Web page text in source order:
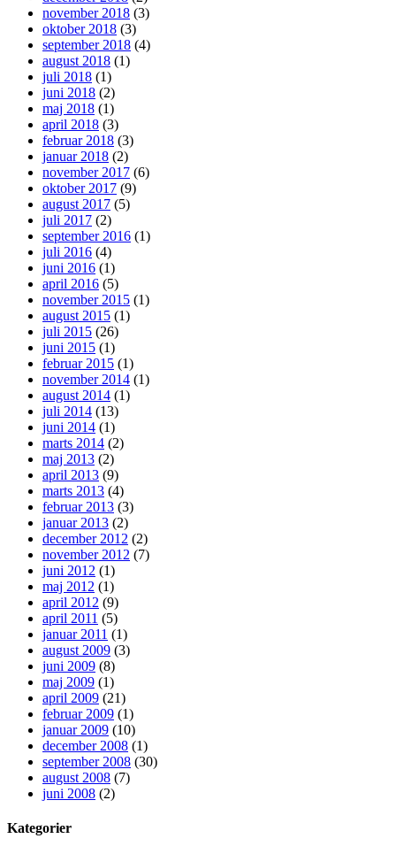
november 2018 (3)
oktober 2018 (3)
september 2018 (4)
august 2018 (1)
juli 2018 (1)
juni 2018 (2)
maj 2018 (1)
april 2018 (3)
februar 2018 (3)
januar 2018 (2)
november 2017 (6)
oktober 2017 (9)
august 2017 (5)
juli 2017 (2)
september 2016 (1)
juli 2016 (4)
juni 2016 (1)
april 2016 (5)
november 2015 (1)
august 2015 (1)
juli 2015 (26)
juni 2015 (1)
februar 2015 (1)
november 2014 (1)
august 2014 (1)
juli 2014 (13)
juni 2014 (1)
marts 2014 (2)
maj 2013 (2)
april 2013 (9)
marts 2013 (4)
februar 2013 (3)
januar 2013 (2)
december 2012 (2)
november 2012 (7)
juni 2012 (1)
maj 2012 (1)
april 2012 (9)
april 2011 (5)
januar 2011 (1)
august 2009 (3)
juni 2009 (8)
maj 2009 (1)
april 2009 (21)
februar 2009 (1)
januar 2009 (10)
december 2008 (1)
september 2008 (30)
august 2008 (7)
juni 2008 (2)
Kategorier